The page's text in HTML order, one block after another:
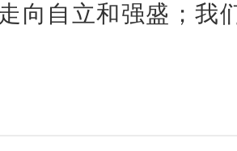
向自立和强盛；我